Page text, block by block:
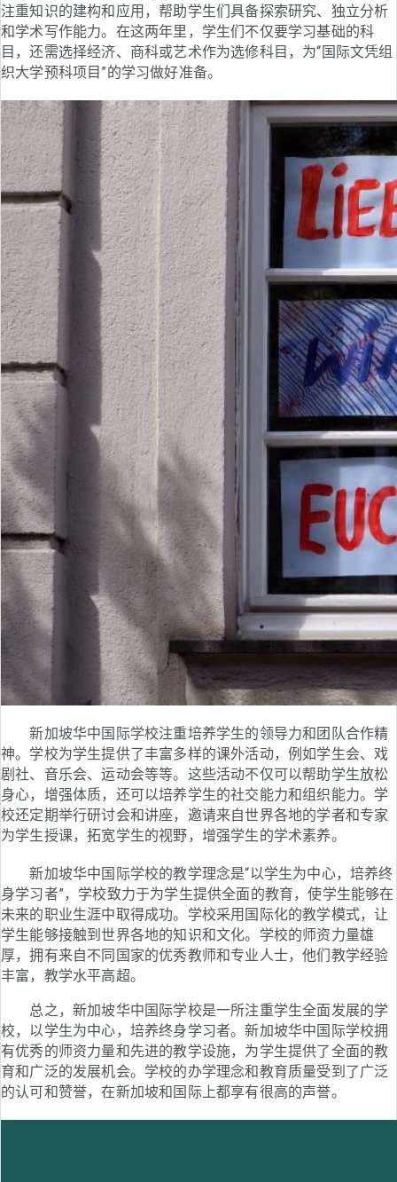
注重知识的建构和应用，帮助学生们具备探索研究、独立分析
和学术写作能力。在这两年里，学生们不仅要学习基础的科
目，还需选择经济、商科或艺术作为选修科目，为“国际文凭组
织大学预科项目”的学习做好准备。
新加坡华中国际学校注重培养学生的领导力和团队合作精
神。学校为学生提供了丰富多样的课外活动，例如学生会、戏
剧社、音乐会、运动会等等。这些活动不仅可以帮助学生放松
身心，增强体质，还可以培养学生的社交能力和组织能力。学
校还定期举行研讨会和讲座，邀请来自世界各地的学者和专家
为学生授课，拓宽学生的视野，增强学生的学术素养。
新加坡华中国际学校的教学理念是“以学生为中心，培养终
身学习者”，学校致力于为学生提供全面的教育，使学生能够在
未来的职业生涯中取得成功。学校采用国际化的教学模式，让
学生能够接触到世界各地的知识和文化。学校的师资力量雄
厚，拥有来自不同国家的优秀教师和专业人士，他们教学经验
丰富，教学水平高超。
总之，新加坡华中国际学校是一所注重学生全面发展的学
校，以学生为中心，培养终身学习者。新加坡华中国际学校拥
有优秀的师资力量和先进的教学设施，为学生提供了全面的教
育和广泛的发展机会。学校的办学理念和教育质量受到了广泛
的认可和赞誉，在新加坡和国际上都享有很高的声誉。